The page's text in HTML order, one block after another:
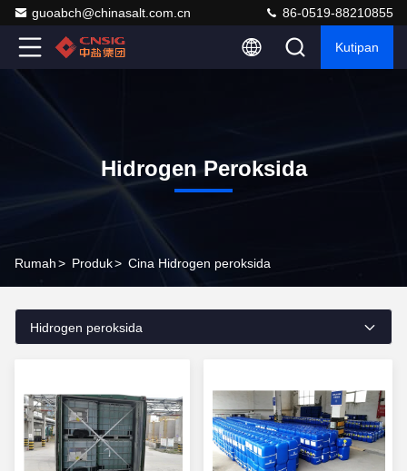
guoabch@chinasalt.com.cn 86-0519-88210855
Kutipan
Hidrogen Peroksida
Rumah> Produk> Cina Hidrogen peroksida
Hidrogen peroksida